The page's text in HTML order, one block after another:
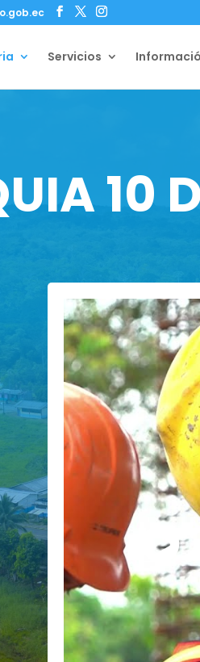
Servicios
10